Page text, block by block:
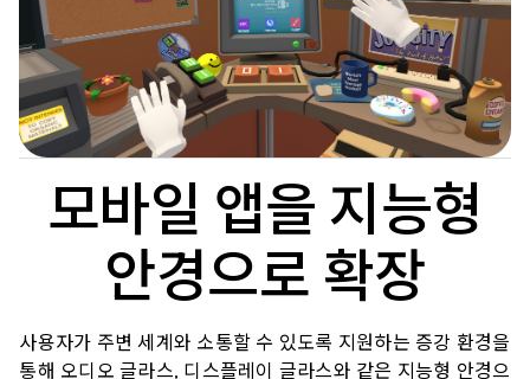
모바일 앱을 지능형
안경으로 확장
사용자가 주변 세계와 소통할 수 있도록 지원하는 증강 환경을
통해 오디오 글라스, 디스플레이 글라스와 같은 지능형 안경으